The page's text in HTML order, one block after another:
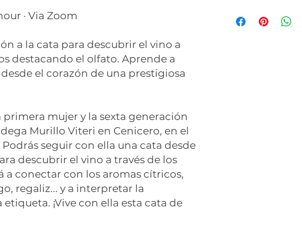
· Via Zoom
a la cata para descubrir el vino a
destacando el olfato. Aprende a
el corazón de una prestigiosa
primera mujer y la sexta generación
Murillo Viteri en Cenicero, en el
seguir con ella una cata desde
descubrir el vino a través de los
a conectar con los aromas cítricos,
regaliz... y a interpretar la
¡Vive con ella esta cata de
un par de tus